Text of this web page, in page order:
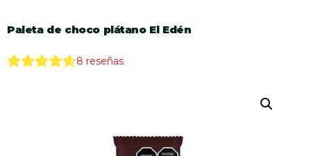
Paleta de choco plátano El Edén
8 reseñas